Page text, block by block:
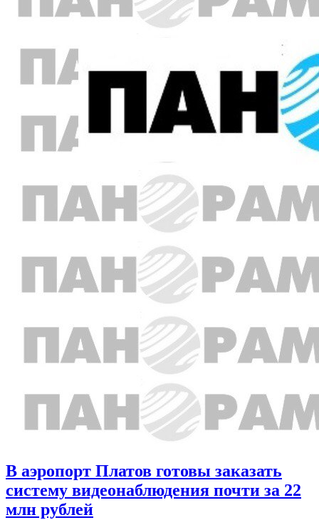
В аэропорт Платов готовы заказать
систему видеонаблюдения почти за 22
млн рублей